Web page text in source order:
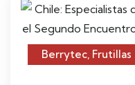
Berrytec, Frutillas